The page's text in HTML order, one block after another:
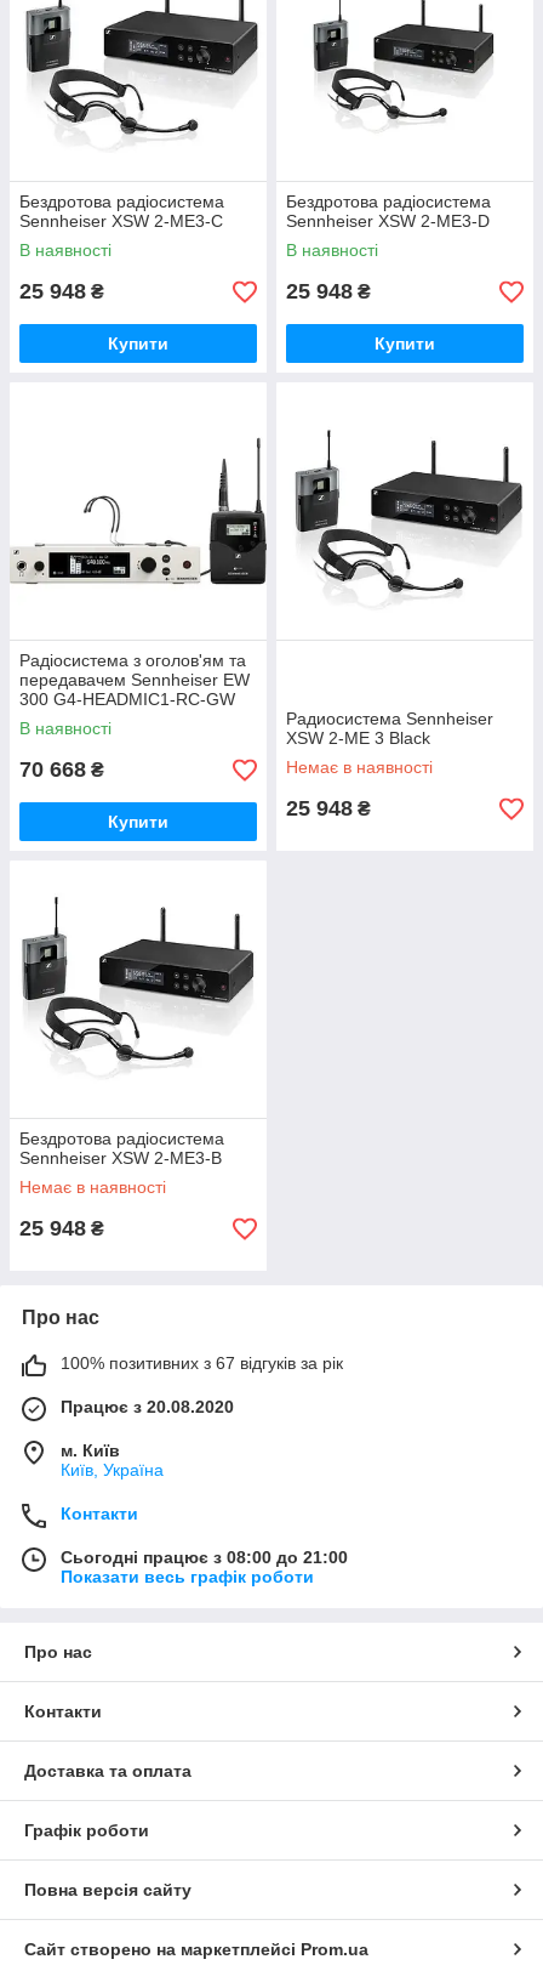
Бездротова радіосистема
Sennheiser XSW 2-ME3-C
В наявності
25 948 ₴
Купити
Бездротова радіосистема
Sennheiser XSW 2-ME3-D
В наявності
25 948 ₴
Купити
Радіосистема з оголов'ям та
передавачем Sennheiser EW
300 G4-HEADMIC1-RC-GW
В наявності
70 668 ₴
Купити
Радиосистема Sennheiser
XSW 2-ME 3 Black
Немає в наявності
25 948 ₴
Бездротова радіосистема
Sennheiser XSW 2-ME3-B
Немає в наявності
25 948 ₴
Про нас
100% позитивних з 67 відгуків за рік
Працює з 20.08.2020
м. Київ
Київ, Україна
Контакти
Сьогодні працює з 08:00 до 21:00
Показати весь графік роботи
Про нас
Контакти
Доставка та оплата
Графік роботи
Повна версія сайту
Сайт створено на маркетплейсі Prom.ua